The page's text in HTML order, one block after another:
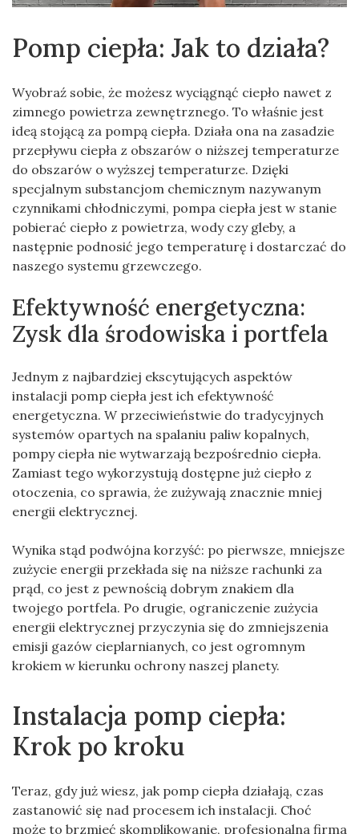
Pomp ciepła: Jak to działa?
Wyobraź sobie, że możesz wyciągnąć ciepło nawet z
zimnego powietrza zewnętrznego. To właśnie jest
ideą stojącą za pompą ciepła. Działa ona na zasadzie
przepływu ciepła z obszarów o niższej temperaturze
do obszarów o wyższej temperaturze. Dzięki
specjalnym substancjom chemicznym nazywanym
czynnikami chłodniczymi, pompa ciepła jest w stanie
pobierać ciepło z powietrza, wody czy gleby, a
następnie podnosić jego temperaturę i dostarczać do
naszego systemu grzewczego.
Efektywność energetyczna:
Zysk dla środowiska i portfela
Jednym z najbardziej ekscytujących aspektów
instalacji pomp ciepła jest ich efektywność
energetyczna. W przeciwieństwie do tradycyjnych
systemów opartych na spalaniu paliw kopalnych,
pompy ciepła nie wytwarzają bezpośrednio ciepła.
Zamiast tego wykorzystują dostępne już ciepło z
otoczenia, co sprawia, że zużywają znacznie mniej
energii elektrycznej.
Wynika stąd podwójna korzyść: po pierwsze, mniejsze
zużycie energii przekłada się na niższe rachunki za
prąd, co jest z pewnością dobrym znakiem dla
twojego portfela. Po drugie, ograniczenie zużycia
energii elektrycznej przyczynia się do zmniejszenia
emisji gazów cieplarnianych, co jest ogromnym
krokiem w kierunku ochrony naszej planety.
Instalacja pomp ciepła:
Krok po kroku
Teraz, gdy już wiesz, jak pomp ciepła działają, czas
zastanowić się nad procesem ich instalacji. Choć
może to brzmieć skomplikowanie, profesjonalna firma